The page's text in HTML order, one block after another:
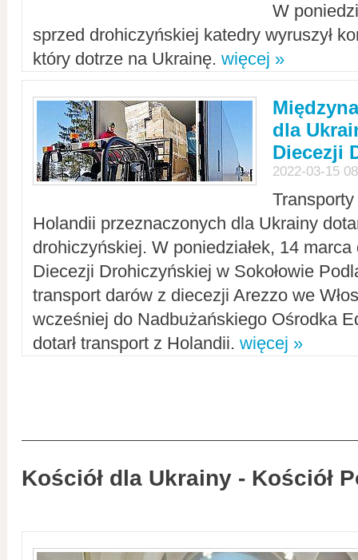
W
sprzed drohiczyńskiej katedry wyruszył
który dotrze na Ukrainę. więcej »
dla
Diecezji
2022-03-15
Holandii przeznaczonych dla Ukrainy
drohiczyńskiej. W poniedziałek, 14
Diecezji Drohiczyńskiej w Sokołowie
transport darów z diecezji Arezzo we
wcześniej do Nadbużańskiego Ośrodka
dotarł transport z Holandii. więcej »
Kościół dla Ukrainy - Kościół